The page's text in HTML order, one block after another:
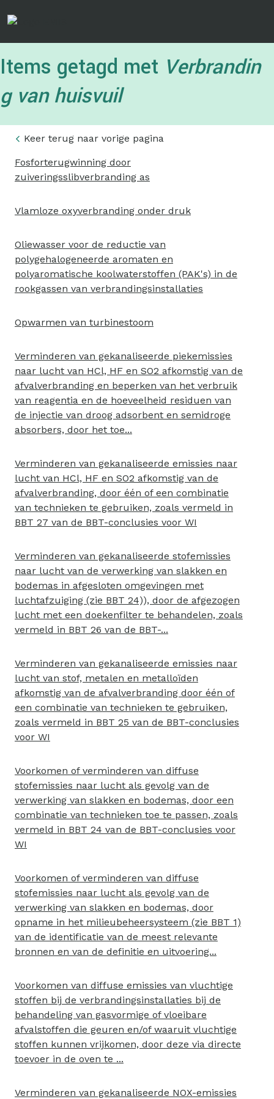
inhoud
Items getagd met Verbrandin
g van huisvuil
Keer terug naar vorige pagina
Fosforterugwinning door
zuiveringsslibverbranding as
Vlamloze oxyverbranding onder druk
Oliewasser voor de reductie van
polygehalogeneerde aromaten en
polyaromatische koolwaterstoffen (PAK's) in de
rookgassen van verbrandingsinstallaties
Opwarmen van turbinestoom
Verminderen van gekanaliseerde piekemissies
naar lucht van HCl, HF en SO2 afkomstig van de
afvalverbranding en beperken van het verbruik
van reagentia en de hoeveelheid residuen van
de injectie van droog adsorbent en semidroge
absorbers, door het toe...
Verminderen van gekanaliseerde emissies naar
lucht van HCl, HF en SO2 afkomstig van de
afvalverbranding, door één of een combinatie
van technieken te gebruiken, zoals vermeld in
BBT 27 van de BBT-conclusies voor WI
Verminderen van gekanaliseerde stofemissies
naar lucht van de verwerking van slakken en
bodemas in afgesloten omgevingen met
luchtafzuiging (zie BBT 24)), door de afgezogen
lucht met een doekenfilter te behandelen, zoals
vermeld in BBT 26 van de BBT-...
Verminderen van gekanaliseerde emissies naar
lucht van stof, metalen en metalloïden
afkomstig van de afvalverbranding door één of
een combinatie van technieken te gebruiken,
zoals vermeld in BBT 25 van de BBT-conclusies
voor WI
Voorkomen of verminderen van diffuse
stofemissies naar lucht als gevolg van de
verwerking van slakken en bodemas, door een
combinatie van technieken toe te passen, zoals
vermeld in BBT 24 van de BBT-conclusies voor
WI
Voorkomen of verminderen van diffuse
stofemissies naar lucht als gevolg van de
verwerking van slakken en bodemas, door
opname in het milieubeheersysteem (zie BBT 1)
van de identificatie van de meest relevante
bronnen en van de definitie en uitvoering...
Voorkomen van diffuse emissies van vluchtige
stoffen bij de verbrandingsinstallaties bij de
behandeling van gasvormige of vloeibare
afvalstoffen die geuren en/of waaruit vluchtige
stoffen kunnen vrijkomen, door deze via directe
toevoer in de oven te ...
Verminderen van gekanaliseerde NOX-emissies